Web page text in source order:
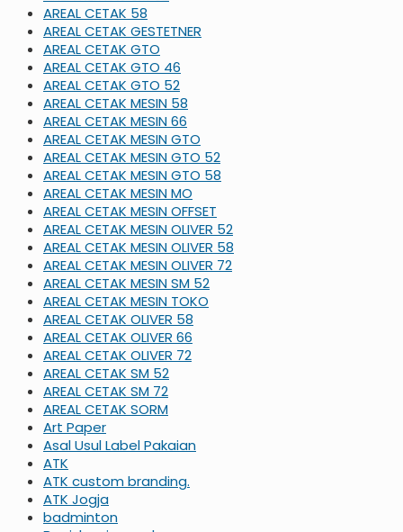
AREAL CETAK 58
AREAL CETAK GESTETNER
AREAL CETAK GTO
AREAL CETAK GTO 46
AREAL CETAK GTO 52
AREAL CETAK MESIN 58
AREAL CETAK MESIN 66
AREAL CETAK MESIN GTO
AREAL CETAK MESIN GTO 52
AREAL CETAK MESIN GTO 58
AREAL CETAK MESIN MO
AREAL CETAK MESIN OFFSET
AREAL CETAK MESIN OLIVER 52
AREAL CETAK MESIN OLIVER 58
AREAL CETAK MESIN OLIVER 72
AREAL CETAK MESIN SM 52
AREAL CETAK MESIN TOKO
AREAL CETAK OLIVER 58
AREAL CETAK OLIVER 66
AREAL CETAK OLIVER 72
AREAL CETAK SM 52
AREAL CETAK SM 72
AREAL CETAK SORM
Art Paper
Asal Usul Label Pakaian
ATK
ATK custom branding.
ATK Jogja
badminton